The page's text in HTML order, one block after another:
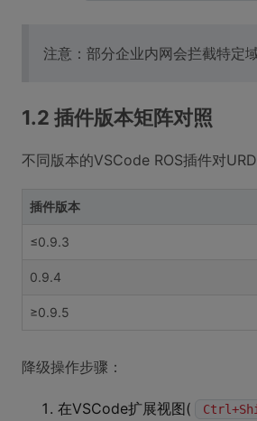
注意：部分企业内网会拦截特定
1.2 插件版本矩阵对照
不同版本的VSCode ROS插件对
插件版本
≤0.9.3
0.9.4
≥0.9.5
降级操作步骤：
在VSCode扩展视图(